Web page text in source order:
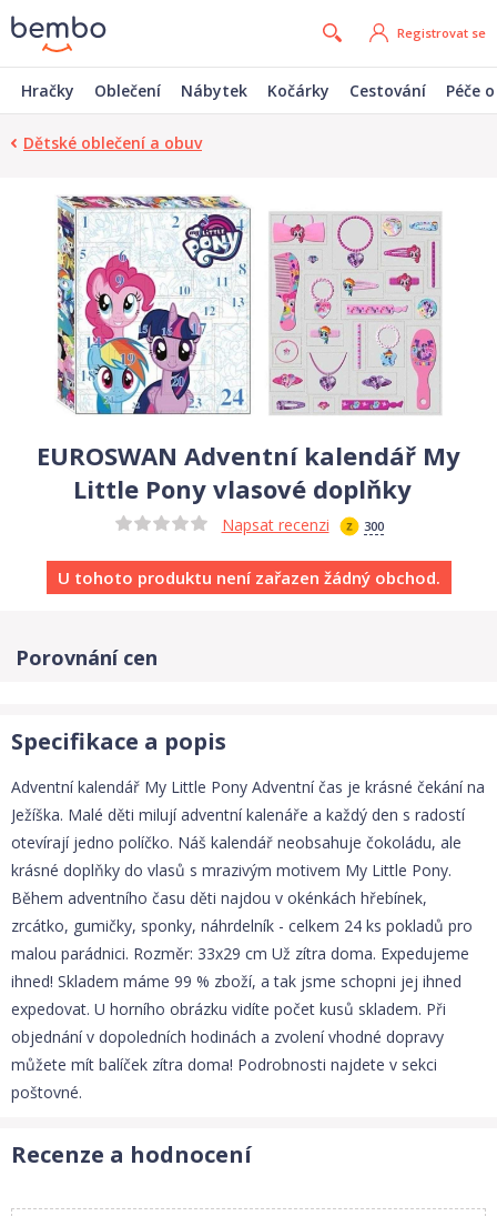
Registrovat se
Hračky Oblečení Nábytek Kočárky Cestování Péče
Dětské oblečení a obuv
EUROSWAN Adventní kalendář My
Little Pony vlasové doplňky
Napsat recenzi 300
U tohoto produktu není zařazen žádný obchod.
Porovnání cen
Specifikace a popis
Adventní kalendář My Little Pony Adventní čas je krásné čekání na
Ježíška. Malé děti milují adventní kalenáře a každý den s radostí
otevírají jedno políčko. Náš kalendář neobsahuje čokoládu, ale
krásné doplňky do vlasů s mrazivým motivem My Little Pony.
Během adventního času děti najdou v okénkách hřebínek,
zrcátko, gumičky, sponky, náhrdelník - celkem 24 ks pokladů pro
malou parádnici. Rozměr: 33x29 cm Už zítra doma. Expedujeme
ihned! Skladem máme 99 % zboží, a tak jsme schopni jej ihned
expedovat. U horního obrázku vidíte počet kusů skladem. Při
objednání v dopoledních hodinách a zvolení vhodné dopravy
můžete mít balíček zítra doma! Podrobnosti najdete v sekci
poštovné.
Recenze a hodnocení